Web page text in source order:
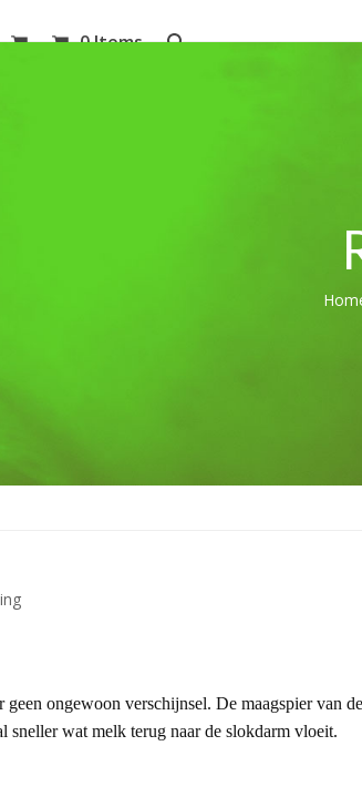
0 Items
ongewoon verschijnsel. De maagspier van de
sneller wat melk terug naar de slokdarm vloeit.